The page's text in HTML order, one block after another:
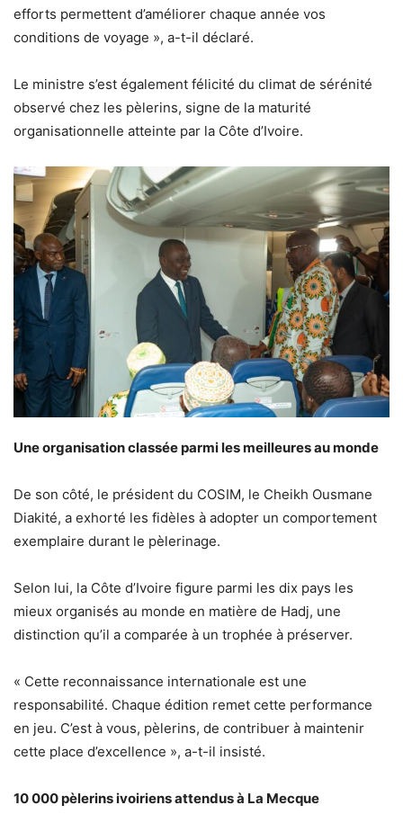
efforts permettent d’améliorer chaque année vos
conditions de voyage », a-t-il déclaré.
Le ministre s’est également félicité du climat de sérénité
observé chez les pèlerins, signe de la maturité
organisationnelle atteinte par la Côte d’Ivoire.
Une organisation classée parmi les meilleures au monde
De son côté, le président du COSIM, le Cheikh Ousmane
Diakité, a exhorté les fidèles à adopter un comportement
exemplaire durant le pèlerinage.
Selon lui, la Côte d’Ivoire figure parmi les dix pays les
mieux organisés au monde en matière de Hadj, une
distinction qu’il a comparée à un trophée à préserver.
« Cette reconnaissance internationale est une
responsabilité. Chaque édition remet cette performance
en jeu. C’est à vous, pèlerins, de contribuer à maintenir
cette place d’excellence », a-t-il insisté.
10 000 pèlerins ivoiriens attendus à La Mecque